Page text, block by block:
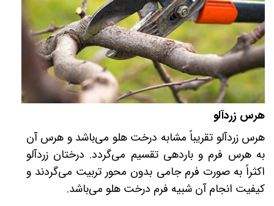
هرس زردآلو
هرسزردآلو تقریباً مشابه درخت هلو می‌­باشد و هرس آن
به هرس فرم و باردهی تقسیم می­‌گردد. درختان زردآلو
اکثراً به صورت فرم جامی بدون محور تربیت می­‌گردند و
کیفیت انجام آن شبیه فرم درخت هلو می­‌باشد.